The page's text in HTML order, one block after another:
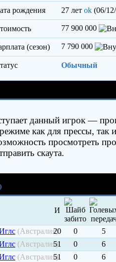
рождения 27 лет ok (06/
77 900 000
(сезон) 7 790 000
Обычный
данный игрок —
как для прессы, так
просмотреть
скаута.
И
(Австралия)20 0
5
(Австралия)
51 0
6
(Австралия)
51 0
6